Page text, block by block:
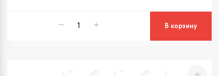
В корзину